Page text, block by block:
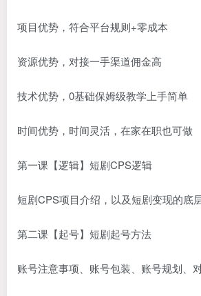
项目优势，符合平台规则+零成本
资源优势，对接一手渠道佣金高
技术优势，0基础保姆级教学上手简单
时间优势，时间灵活，在家在职也可做
第一课【逻辑】短剧CPS逻辑
短剧CPS项目介绍，以及短剧变现的底
第二课【起号】短剧起号方法
账号注意事项、账号包装、账号规划、